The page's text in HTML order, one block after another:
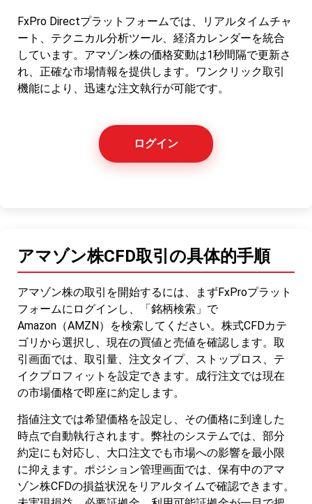
FxPro Directプラットフォームでは、リアルタイムチャ
ート、テクニカル分析ツール、経済カレンダーを統合
しています。アマゾン株の価格変動は1秒間隔で更新さ
れ、正確な市場情報を提供します。ワンクリック取引
機能により、迅速な注文執行が可能です。
ログイン
アマゾン株CFD取引の具体的手順
アマゾン株の取引を開始するには、まずFxProプラット
フォームにログインし、「銘柄検索」で
Amazon（AMZN）を検索してください。株式CFDカテ
ゴリから選択し、現在の買値と売値を確認します。取
引画面では、取引量、注文タイプ、ストップロス、テ
イクプロフィットを設定できます。成行注文では現在
の市場価格で即座に約定します。
指値注文では希望価格を設定し、その価格に到達した
時点で自動執行されます。弊社のシステムでは、部分
約定にも対応し、大口注文でも市場への影響を最小限
に抑えます。ポジション管理画面では、保有中のアマ
ゾン株CFDの損益状況をリアルタイムで確認できます。